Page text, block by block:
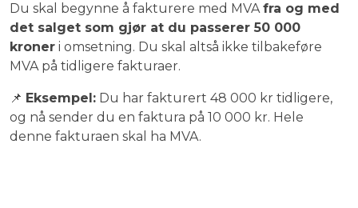
Du skal begynne å fakturere med MVAfra og med
det salget som gjør at du passerer 50 000
kroner i omsetning. Du skal altså ikke tilbakeføre
MVA på tidligere fakturaer.
📌 Eksempel: Du har fakturert 48 000 kr tidligere,
og nå sender du en faktura på 10 000 kr. Hele
denne fakturaen skal ha MVA.